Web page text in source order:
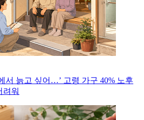
서 늙고 싶어…’ 고령 가구 40% 노후
려워